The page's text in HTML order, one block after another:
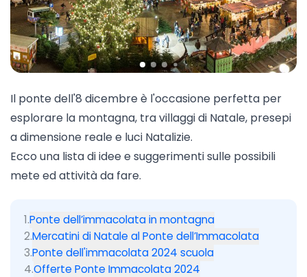
Il ponte dell'8 dicembre è l'occasione perfetta per
esplorare la montagna, tra villaggi di Natale, presepi
a dimensione reale e luci Natalizie.
Ecco una lista di idee e suggerimenti sulle possibili
mete ed attività da fare.
1.Ponte dell’immacolata in montagna
2.Mercatini di Natale al Ponte dell’Immacolata
3.Ponte dell'immacolata 2024 scuola
4.Offerte Ponte Immacolata 2024